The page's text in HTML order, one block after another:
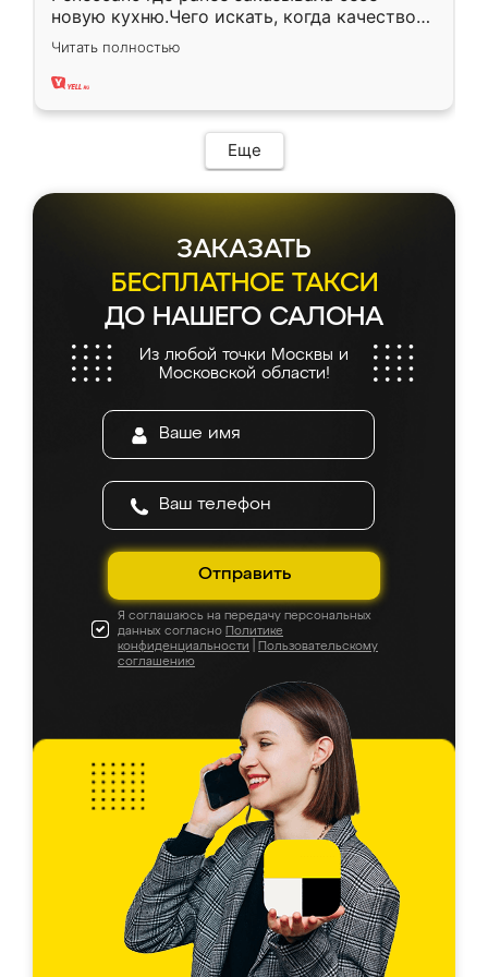
новую кухню.Чего искать, когда качеством
вполне довольна. Служит кухня уже почти
два года, нареканий нет.
Читать полностью
Еще
ЗАКАЗАТЬ
БЕСПЛАТНОЕ ТАКСИ
ДО НАШЕГО САЛОНА
Из любой точки Москвы и
Московской области!
Отправить
Я соглашаюсь на передачу персональных
данных согласно Политике
конфиденциальности
Пользовательскому
соглашению